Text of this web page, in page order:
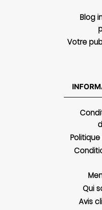
Blog
Votre
Qui
Avis